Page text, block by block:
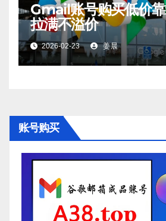
Gmail账号购买低价
拉满不溢价
2026-02-23 姜晨
账号购买